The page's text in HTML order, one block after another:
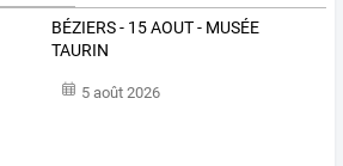
BÉZIERS - 15 AOUT - MUSÉE
TAURIN
5 août 2026